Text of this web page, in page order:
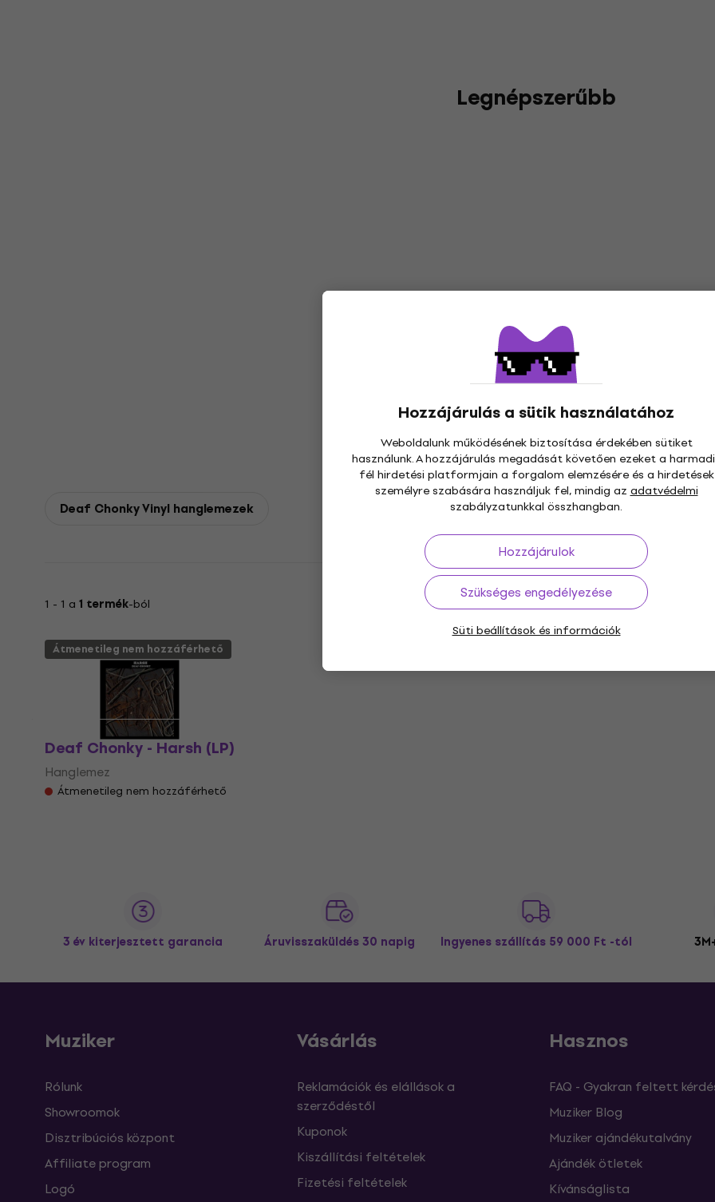
Hozzájárulás a sütik használatához
Weboldalunk működésének biztosítása érdekében sütiket
használunk. A hozzájárulás megadását követően ezeket a
fél hirdetési platformjain a forgalom elemzésére és a hirdetések
személyre szabására használjuk fel, mindig azadatvédelmi
szabályzatunkkal összhangban.
Hozzájárulok
Szükséges engedélyezése
Süti beállítások és információk
Legnépszerűbb
Deaf Chonky Vinyl hanglemezek
1 - 1 a 1 termék-ból
Átmenetileg nem hozzáférhető
Deaf Chonky - Harsh (LP)
Hanglemez
Átmenetileg nem hozzáférhető
3 év kiterjesztett garancia Áruvisszaküldés 30 napig Ingyenes szállítás 59 000 Ft -tól
Muziker
Rólunk
Showroomok
Disztribúciós központ
Affiliate program
Logó
Vásárlás
Reklamációk és elállások a
szerződéstől
Kuponok
Kiszállítási feltételek
Fizetési feltételek
Hasznos
FAQ - Gyakran feltett
Muziker Blog
Muziker ajándékutalvány
Ajándék ötletek
Kívánságlista